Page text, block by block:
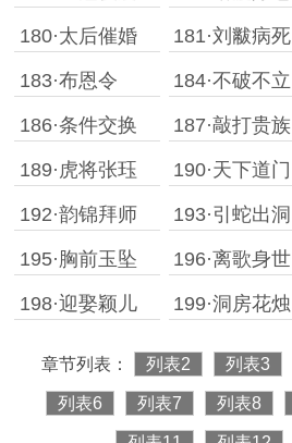
180·太后催婚 181·刘黻病死
183·布恩令 184·不破不立
186·条件交换 187·敲打贵族
189·虎将张珏 190·天下道门
192·韵锦拜师 193·引蛇出洞
195·胸前玉坠 196·离歌身世
198·迎娶颖儿 199·洞房花烛
章节列表： 列表2 列表3
列表6 列表7 列表8